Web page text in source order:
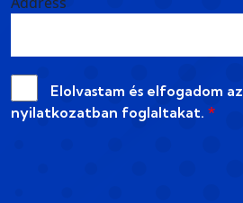
Elolvastam és elfogadom az
nyilatkozatban foglaltakat. *